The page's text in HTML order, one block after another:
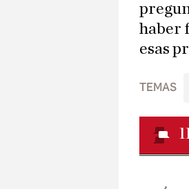
haber
esas
TEMAS